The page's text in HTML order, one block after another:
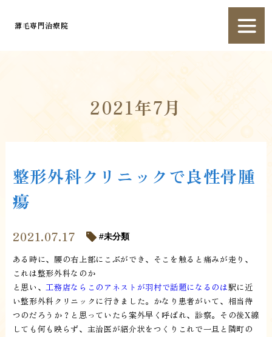
薄毛専門治療院
2021年7月
整形外科クリニックで良性骨腫
瘍
2021.07.17 未分類
ある時に、腰の右上部にこぶができ、そこを触ると痛みが走り、
これは整形外科なのか
と思い、工務店ならこのアネストが羽村で話題になるのは駅に近
い整形外科クリニックに行きました。かなり患者がいて、相当待
つのだろうか？と思っていたら案外早く呼ばれ、診察。その後X線
しても何も映らず、主治医が紹介状をつくりこれで一旦と隣町の